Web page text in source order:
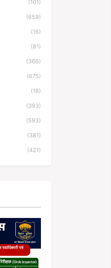
(101)
(659)
(16)
(81)
(366)
(675)
(18)
(393)
(593)
(381)
(421)